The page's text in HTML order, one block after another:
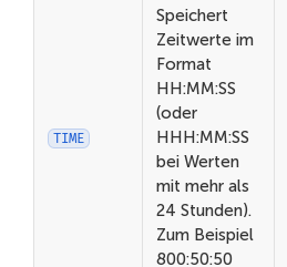
TIME
Speichert
Zeitwerte im
Format
HH:MM:SS
(oder
HHH:MM:SS
bei Werten
mit mehr als
24 Stunden).
Zum Beispiel
800:50:50